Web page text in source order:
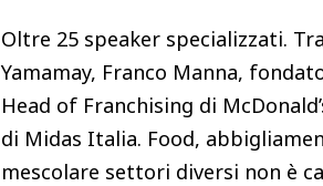
Oltre 25 speaker specializzati.
Yamamay, Franco Manna,
Head of Franchising di
di Midas Italia. Food,
mescolare settori diversi non è